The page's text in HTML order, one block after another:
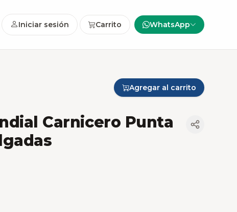
Iniciar sesión Carrito WhatsApp
Agregar al carrito
Carnicero Punta